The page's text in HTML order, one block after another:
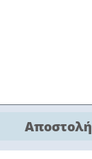
Αποστολή